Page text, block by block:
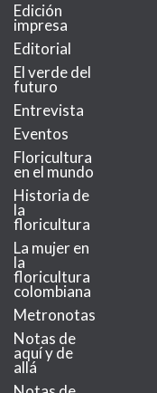
Edición
impresa
Editorial
El verde del
futuro
Entrevista
Eventos
Floricultura
en el mundo
Historia de
la
floricultura
La mujer en
la
floricultura
colombiana
Metronotas
Notas de
aquí y de
allá